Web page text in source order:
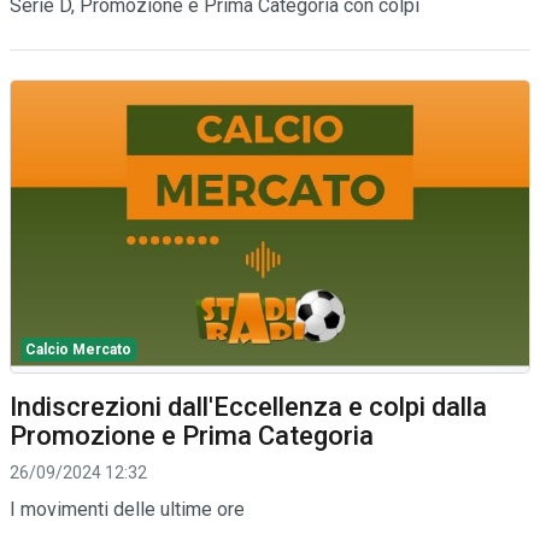
Serie D, Promozione e Prima Categoria con colpi
Calcio Mercato
Indiscrezioni dall'Eccellenza e colpi dalla
Promozione e Prima Categoria
26/09/2024 12:32
I movimenti delle ultime ore